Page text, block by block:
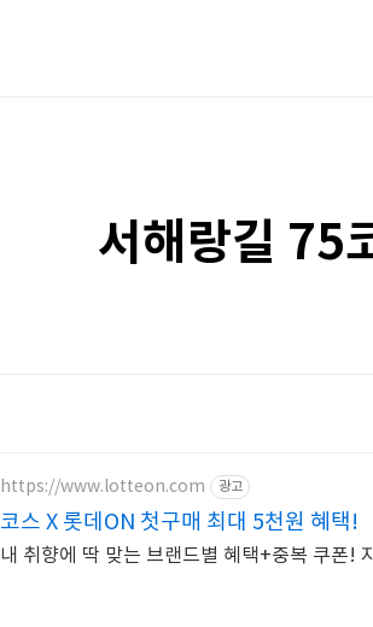
서해랑길 75
https://www.lotteon.com 광고
코스 X 롯데ON 첫구매 최대 5천원 혜택!
내 취향에 딱 맞는 브랜드별 혜택+중복 쿠폰!